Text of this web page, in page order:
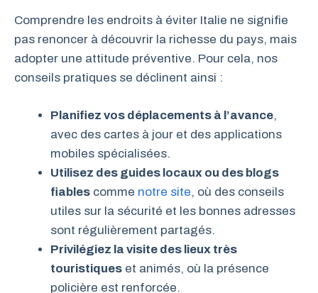
Comprendre les endroits à éviter Italie ne signifie
pas renoncer à découvrir la richesse du pays, mais
adopter une attitude préventive. Pour cela, nos
conseils pratiques se déclinent ainsi :
Planifiez vos déplacements à l’avance,
avec des cartes à jour et des applications
mobiles spécialisées.
Utilisez des guides locaux ou des blogs
fiables comme notre site, où des conseils
utiles sur la sécurité et les bonnes adresses
sont régulièrement partagés.
Privilégiez la visite des lieux très
touristiques et animés, où la présence
policière est renforcée.